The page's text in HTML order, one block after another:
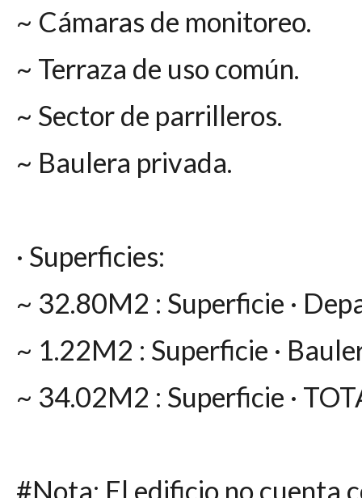
~ Cámaras de monitoreo.
~ Terraza de uso común.
~ Sector de parrilleros.
~ Baulera privada.
· Superficies:
~ 32.80M2 : Superficie ·
~ 1.22M2 : Superficie ·
~ 34.02M2 : Superficie ·
#Nota: El edificio no cuenta